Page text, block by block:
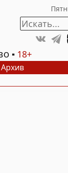
18+
Архив